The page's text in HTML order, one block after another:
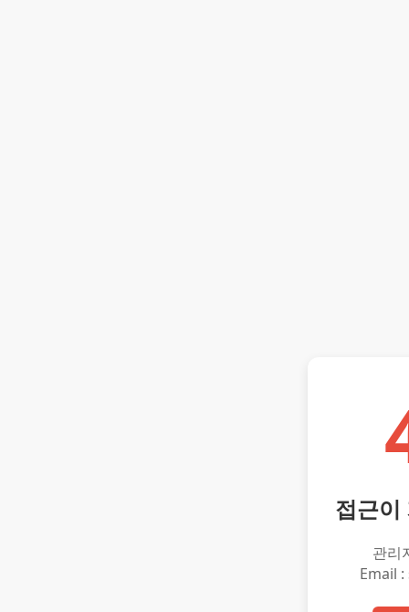
접근이
관리
Email